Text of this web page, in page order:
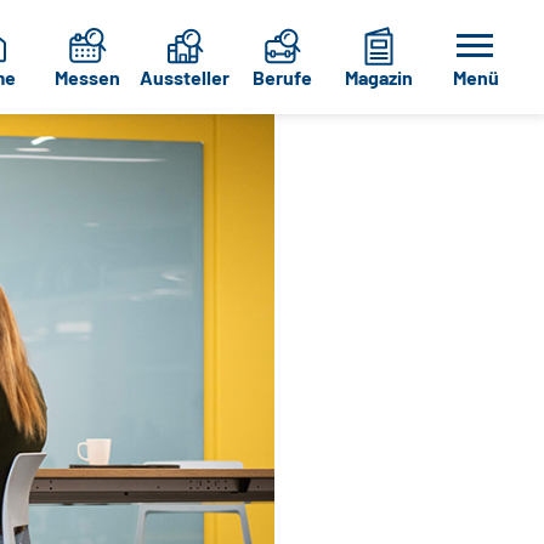
Messen Aussteller Berufe Magazin Menü